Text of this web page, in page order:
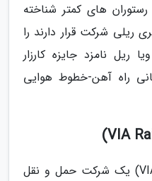
های کمتر شناخته
ریلی شرکت قرار دارند را
ریل نامزد جایزه کارزار
راه آهن-خطوط هوایی
ویا ریل کانادا (VIA Rail Canada) یک شرکت حمل و نقل